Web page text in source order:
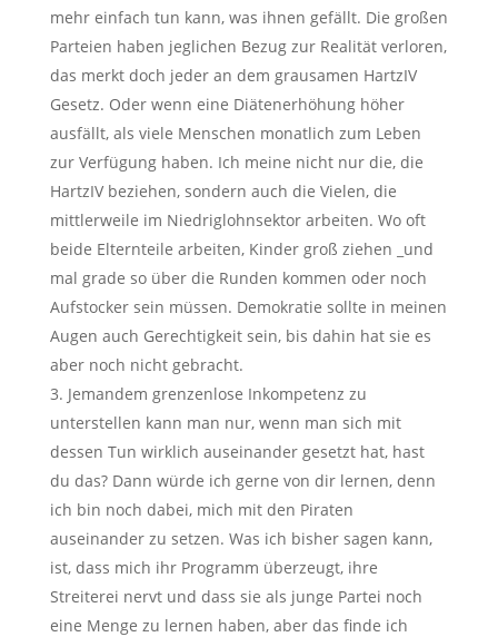
mehr einfach tun kann, was ihnen gefällt. Die großen
Parteien haben jeglichen Bezug zur Realität verloren,
das merkt doch jeder an dem grausamen HartzIV
Gesetz. Oder wenn eine Diätenerhöhung höher
ausfällt, als viele Menschen monatlich zum Leben
zur Verfügung haben. Ich meine nicht nur die, die
HartzIV beziehen, sondern auch die Vielen, die
mittlerweile im Niedriglohnsektor arbeiten. Wo oft
beide Elternteile arbeiten, Kinder groß ziehen _und
mal grade so über die Runden kommen oder noch
Aufstocker sein müssen. Demokratie sollte in meinen
Augen auch Gerechtigkeit sein, bis dahin hat sie es
aber noch nicht gebracht.
3. Jemandem grenzenlose Inkompetenz zu
unterstellen kann man nur, wenn man sich mit
dessen Tun wirklich auseinander gesetzt hat, hast
du das? Dann würde ich gerne von dir lernen, denn
ich bin noch dabei, mich mit den Piraten
auseinander zu setzen. Was ich bisher sagen kann,
ist, dass mich ihr Programm überzeugt, ihre
Streiterei nervt und dass sie als junge Partei noch
eine Menge zu lernen haben, aber das finde ich